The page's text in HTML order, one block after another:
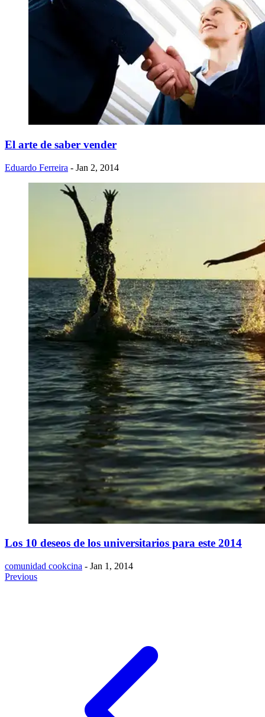
El arte de saber vender
Eduardo Ferreira - Jan 2, 2014
Los 10 deseos de los universitarios para este 2014
comunidad cookcina - Jan 1, 2014
Previous